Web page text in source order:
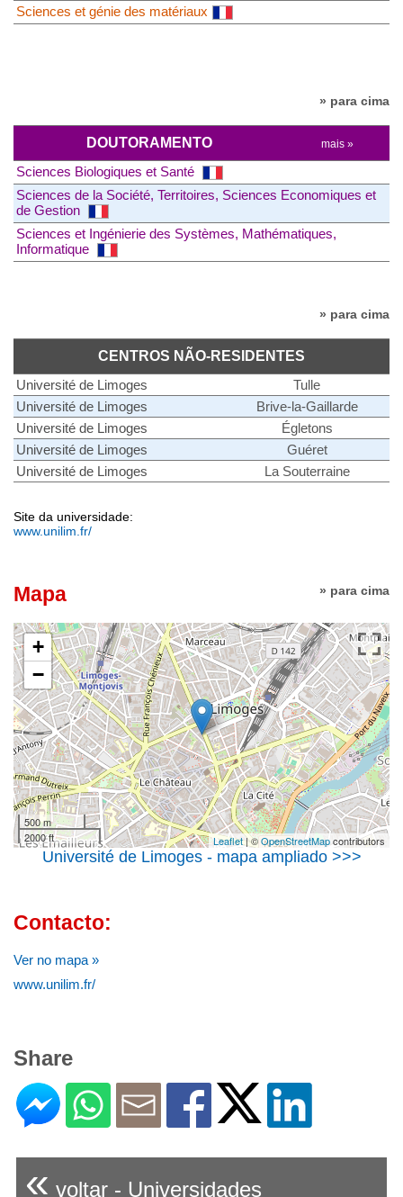
Sciences et génie des matériaux
» para cima
DOUTORAMENTO mais »
Sciences Biologiques et Santé
Sciences de la Société, Territoires, Sciences Economiques et
de Gestion
Sciences et Ingénierie des Systèmes, Mathématiques,
Informatique
» para cima
CENTROS NÃO-RESIDENTES
Université de Limoges
Tulle
Université de Limoges
Brive-la-Gaillarde
Université de Limoges
Égletons
Université de Limoges
Guéret
Université de Limoges
La Souterraine
Site da universidade:
www.unilim.fr/
» para cima
Mapa
+
−
500 m
2000 ft
Leaflet| ©OpenStreetMapcontributors
Université de Limoges - mapa ampliado >>>
Contacto:
Ver no mapa »
www.unilim.fr/
Share
« voltar - Universidades